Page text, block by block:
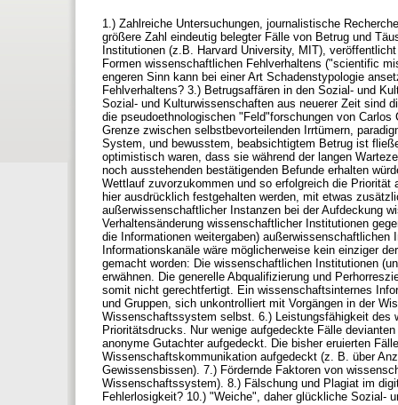
1.) Zahlreiche Untersuchungen, journalistische
größere Zahl eindeutig belegter Fälle von Betrug und
Institutionen (z.B. Harvard University, MIT),
Formen wissenschaftlichen Fehlverhaltens ("scientific
engeren Sinn kann bei einer Art Schadenstypologie
Fehlverhaltens? 3.) Betrugsaffären in den Sozial- und
Sozial- und Kulturwissenschaften aus neuerer Zeit sind
die pseudoethnologischen "Feld"forschungen von
Grenze zwischen selbstbevorteilenden Irrtümern,
System, und bewusstem, beabsichtigtem Betrug ist
optimistisch waren, dass sie während der langen
noch ausstehenden bestätigenden Befunde erhalten
Wettlauf zuvorzukommen und so erfolgreich die
hier ausdrücklich festgehalten werden, mit etwas
außerwissenschaftlicher Instanzen bei der Aufdeckung
Verhaltensänderung wissenschaftlicher Institutionen
die Informationen weitergaben)
Informationskanäle wäre möglicherweise kein einziger
gemacht worden: Die wissenschaftlichen Institutionen
erwähnen. Die generelle Abqualifizierung und
somit nicht gerechtfertigt. Ein wissenschaftsinternes
und Gruppen, sich unkontrolliert mit Vorgängen in der
Wissenschaftssystem selbst. 6.) Leistungsfähigkeit
Prioritätsdrucks. Nur wenige aufgedeckte Fälle
anonyme Gutachter aufgedeckt. Die bisher eruierten
Wissenschaftskommunikation aufgedeckt (z. B. über
Gewissensbissen). 7.) Fördernde Faktoren von
Wissenschaftssystem). 8.) Fälschung und Plagiat im
Fehlerlosigkeit? 10.) "Weiche", daher glückliche Sozial-